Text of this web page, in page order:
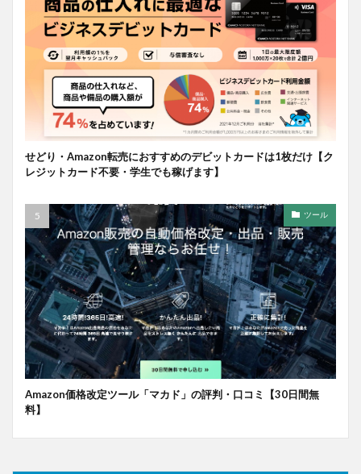
せどり・Amazon転売におすすめのデビットカードは1枚だけ【ク
レジットカード不要・学生でも稼げます】
ツール
Amazon価格改定ツール「マカド」の評判・口コミ【30日間無
料】